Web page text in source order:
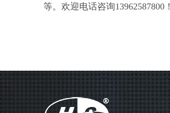
等。欢迎电话咨询13962587800！